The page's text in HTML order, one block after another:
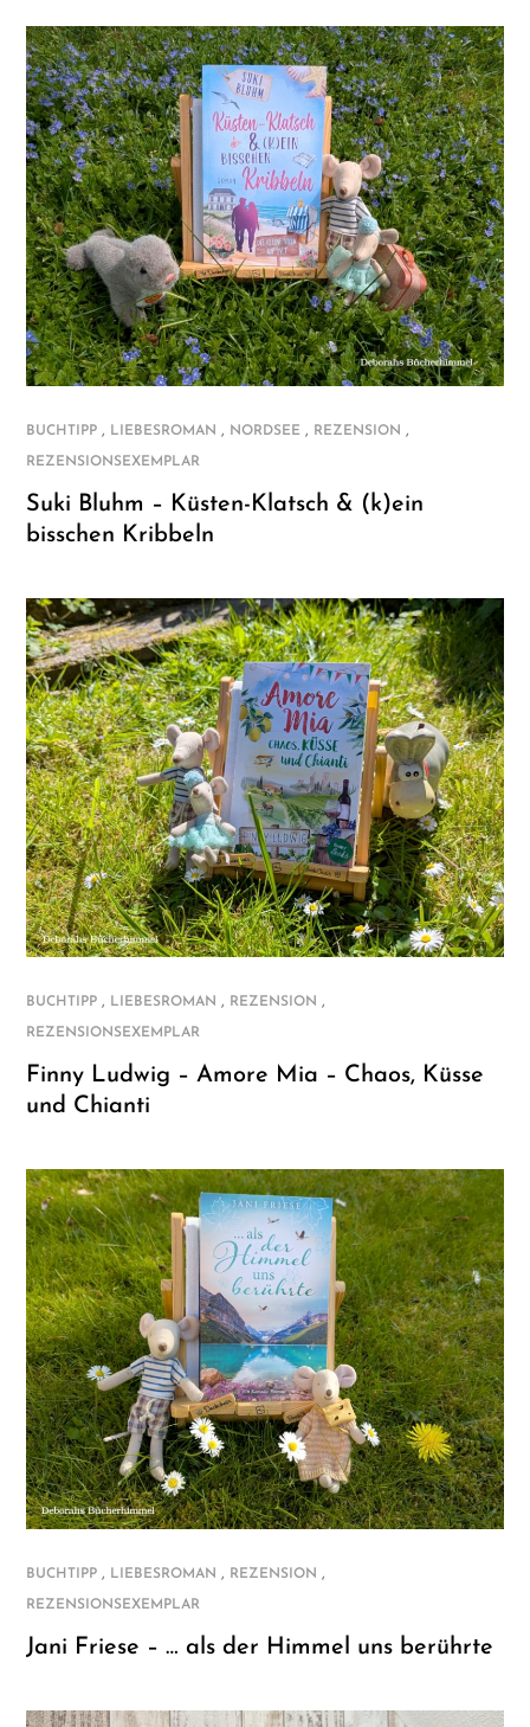
BUCHTIPP , LIEBESROMAN , NORDSEE , REZENSION ,
REZENSIONSEXEMPLAR
Suki Bluhm – Küsten-Klatsch & (k)ein
bisschen Kribbeln
BUCHTIPP , LIEBESROMAN , REZENSION ,
REZENSIONSEXEMPLAR
Finny Ludwig – Amore Mia – Chaos, Küsse
und Chianti
BUCHTIPP , LIEBESROMAN , REZENSION ,
REZENSIONSEXEMPLAR
Jani Friese – … als der Himmel uns berührte